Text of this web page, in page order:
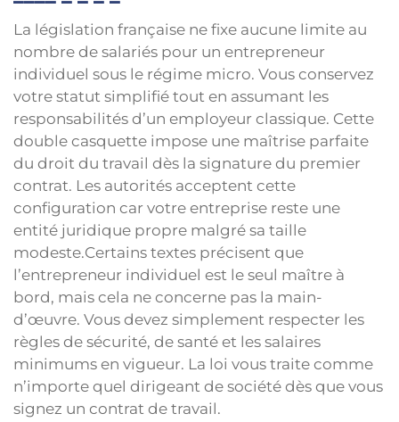
La législation française ne fixe aucune limite au
nombre de salariés pour un entrepreneur
individuel sous le régime micro. Vous conservez
votre statut simplifié tout en assumant les
responsabilités d’un employeur classique. Cette
double casquette impose une maîtrise parfaite
du droit du travail dès la signature du premier
contrat. Les autorités acceptent cette
configuration car votre entreprise reste une
entité juridique propre malgré sa taille
modeste.Certains textes précisent que
l’entrepreneur individuel est le seul maître à
bord, mais cela ne concerne pas la main-
d’œuvre. Vous devez simplement respecter les
règles de sécurité, de santé et les salaires
minimums en vigueur. La loi vous traite comme
n’importe quel dirigeant de société dès que vous
signez un contrat de travail.